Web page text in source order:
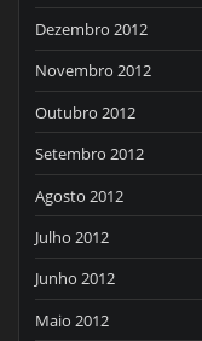
Dezembro 2012
Novembro 2012
Outubro 2012
Setembro 2012
Agosto 2012
Julho 2012
Junho 2012
Maio 2012